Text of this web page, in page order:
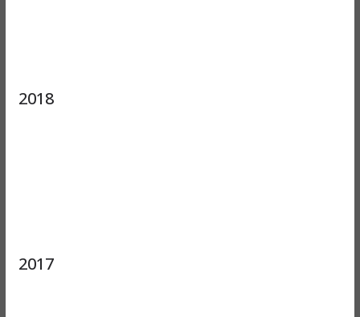
2018
2017